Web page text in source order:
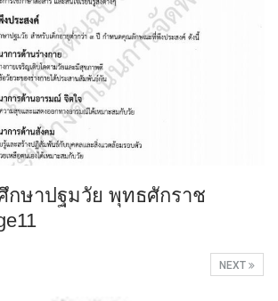
กษาปฐมวัย พุทธศักราช
NEXT